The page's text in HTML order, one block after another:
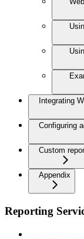
Integrating
Configuring
Custom
Appendix
Reporting